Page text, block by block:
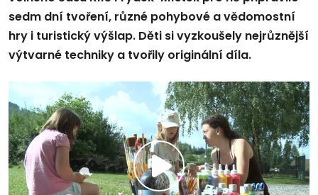
sedm dní tvoření, různé pohybové a vědomostní
hry i turistický výšlap. Děti si vyzkoušely nejrůznější
výtvarné techniky a tvořily originální díla.
Přehrát